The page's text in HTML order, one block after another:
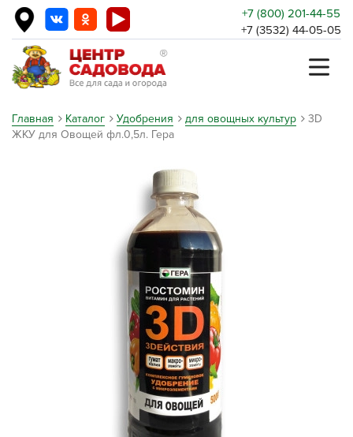
+7 (800) 201-44-55
+7 (3532) 44-05-05
Главная Каталог Удобрения для овощных культур
3D
ЖКУ для Овощей фл.0,5л. Гера